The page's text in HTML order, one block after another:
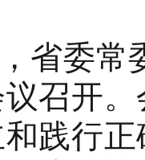
省委常
召开
践行